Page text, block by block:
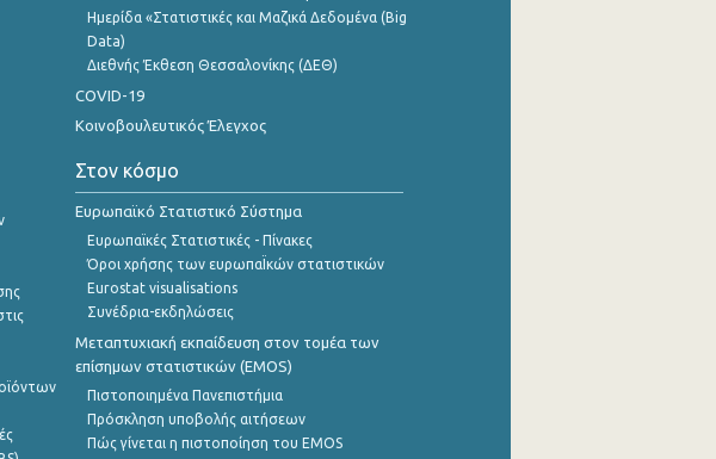
Ημερίδα «Στατιστικές και Μαζικά Δεδομένα (Big
Data)
Διεθνής Έκθεση Θεσσαλονίκης (ΔΕΘ)
COVID-19
Κοινοβουλευτικός Έλεγχος
Στον κόσμο
Ευρωπαϊκό Στατιστικό Σύστημα
Ευρωπαϊκές Στατιστικές - Πίνακες
Όροι χρήσης των ευρωπαΪκών στατιστικών
Eurostat visualisations
Συνέδρια-εκδηλώσεις
Μεταπτυχιακή εκπαίδευση στον τομέα των
επίσημων στατιστικών (EMOS)
Πιστοποιημένα Πανεπιστήμια
Πρόσκληση υποβολής αιτήσεων
Πώς γίνεται η πιστοποίηση του EMOS